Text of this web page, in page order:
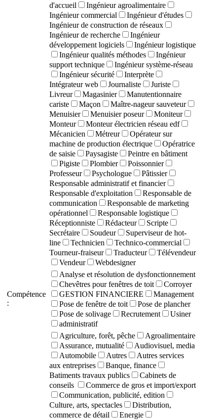
d'accueil
Ingénieur agroalimentaire
Ingénieur commercial
Ingénieur d'études
Ingénieur de construction de réseaux
Ingénieur de recherche
Ingénieur
développement logiciels
Ingénieur logistique
Ingénieur qualités méthodes
Ingénieur
support technique
Ingénieur système-réseau
Ingénieur sécurité
Interprète
Intégrateur web
Journaliste
Juriste
Livreur
Magasinier
Manutentionnaire
cariste
Maçon
Maître-nageur sauveteur
Menuisier
Menuisier poseur
Moniteur
Monteur
Monteur électricien réseau edf
Mécanicien
Métreur
Opérateur sur
machine de production électrique
Opératrice
de saisie
Paysagiste
Peintre en bâtiment
Pigiste
Plombier
Poissonnier
Professeur
Psychologue
Pâtissier
Responsable administratif et financier
Responsable d'exploitation
Responsable de
communication
Responsable de marketing
opérationnel
Responsable logistique
Réceptionniste
Rédacteur
Scripte
Secrétaire
Soudeur
Superviseur de hot-
line
Technicien
Technico-commercial
Tourneur-fraiseur
Traducteur
Télévendeur
Vendeur
Webdesigner
Compétence
:
Analyse et résolution de dysfonctionnement
Chevêtres pour fenêtres de toit
Corroyer
GESTION FINANCIERE
Management
Pose de fenêtre de toit
Pose de plancher
Pose de solivage
Recrutement
Usiner
administratif
Agriculture, forêt, pêche
Agroalimentaire
Assurance, mutualité
Audiovisuel, media
Automobile
Autres
Autres services
aux entreprises
Banque, finance
Batiments travaux publics
Cabinets de
conseils
Commerce de gros et import/export
Communication, publicité, edition
Culture, arts, spectacles
Distribution,
commerce de détail
Energie